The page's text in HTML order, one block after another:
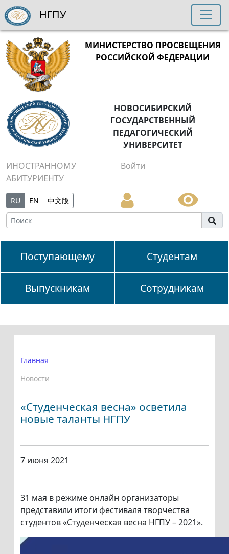
МИНИСТЕРСТВО ПРОСВЕЩЕНИЯ
РОССИЙСКОЙ ФЕДЕРАЦИИ
НОВОСИБИРСКИЙ
ГОСУДАРСТВЕННЫЙ
ПЕДАГОГИЧЕСКИЙ
УНИВЕРСИТЕТ
ИНОСТРАННОМУ
АБИТУРИЕНТУ
Войти
RU EN 中文版
Поступающему Студентам
Выпускникам Сотрудникам
НГПУ
Главная
Новости
«Студенческая весна» осветила
новые таланты НГПУ
7 июня 2021
31 мая в режиме онлайн организаторы
представили итоги фестиваля творчества
студентов «Студенческая весна НГПУ – 2021».